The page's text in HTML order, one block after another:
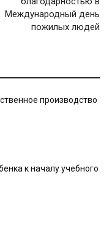
Международный день
пожилых людей
производство
к началу учебного